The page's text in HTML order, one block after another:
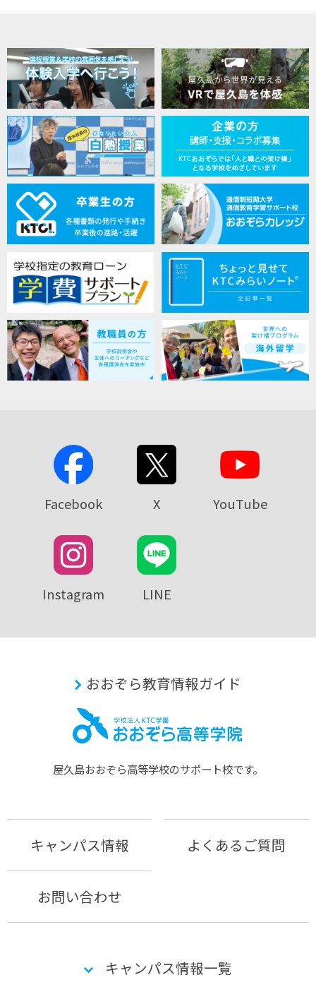
Facebook X YouTube
Instagram LINE
おおぞら教育情報ガイド
屋久島おおぞら⾼等学校のサポート校です。
キャンパス情報 よくあるご質問
お問い合わせ
キャンパス情報一覧